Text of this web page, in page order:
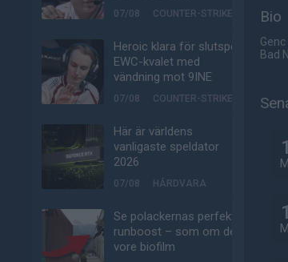
07/08 COUNTER-STRIKE
Heroic klara för slutspel i
EWC-kvalet med
vändning mot 9INE
07/08 COUNTER-STRIKE
Här är världens
vanligaste speldator
2026
07/08 HÅRDVARA
Se polackernas perfekta
runboost – som om det
vore biofilm
Bio
Bad